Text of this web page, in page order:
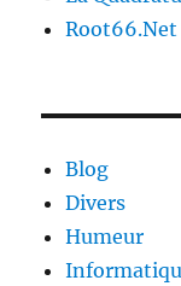
Root66.Net
Blog
Divers
Humeur